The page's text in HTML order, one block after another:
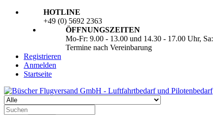
HOTLINE
+49 (0) 5692 2363
ÖFFNUNGSZEITEN
Mo-Fr: 9.00 - 13.00 und 14.30 - 17.00 Uhr, Sa:
Termine nach Vereinbarung
Registrieren
Anmelden
Startseite